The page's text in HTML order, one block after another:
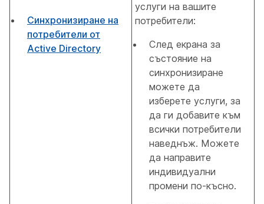
Синхронизиране на
потребители от
Active Directory
услуги на вашите
потребители:
След екрана за
състояние на
синхронизиране
можете да
изберете услуги, за
да ги добавите към
всички потребители
наведнъж. Можете
да направите
индивидуални
промени по-късно.